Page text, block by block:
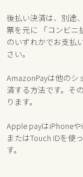
後払い決済は、別途
票を元に 「コンビニ
のいずれかでお支払
さい。
AmazonPayは他の
済する方法です。そ
ります。
Apple payはiPhone
またはTouch IDを使
す。